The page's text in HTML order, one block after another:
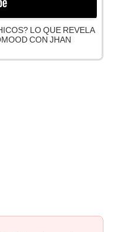
LO QUE REVELA
CON JHAN